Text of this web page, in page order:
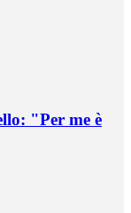
"Per me è